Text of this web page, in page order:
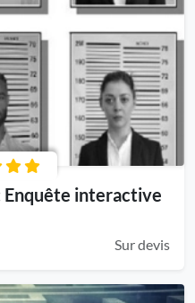
interactive
Sur devis